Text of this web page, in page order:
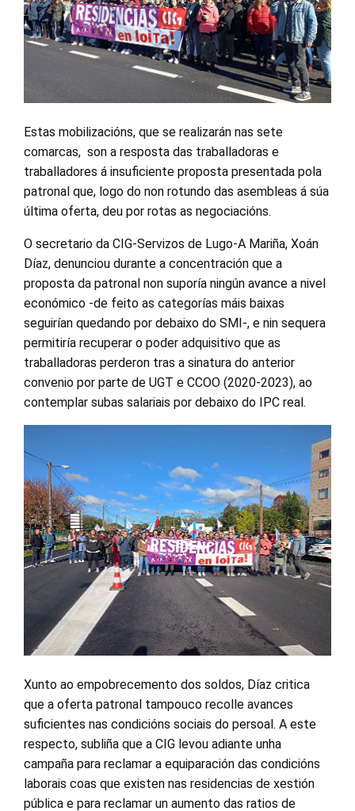
Estas mobilizacións, que se realizarán nas sete
comarcas, son a resposta das traballadoras e
traballadores á insuficiente proposta presentada pola
patronal que, logo do non rotundo das asembleas á súa
última oferta, deu por rotas as negociacións.
O secretario da CIG-Servizos de Lugo-A Mariña, Xoán
Díaz, denunciou durante a concentración que a
proposta da patronal non suporía ningún avance a nivel
económico -de feito as categorías máis baixas
seguirían quedando por debaixo do SMI-, e nin sequera
permitiría recuperar o poder adquisitivo que as
traballadoras perderon tras a sinatura do anterior
convenio por parte de UGT e CCOO (2020-2023), ao
contemplar subas salariais por debaixo do IPC real.
Xunto ao empobrecemento dos soldos, Díaz critica
que a oferta patronal tampouco recolle avances
suficientes nas condicións sociais do persoal. A este
respecto, subliña que a CIG levou adiante unha
campaña para reclamar a equiparación das condicións
laborais coas que existen nas residencias de xestión
pública e para reclamar un aumento das ratios de